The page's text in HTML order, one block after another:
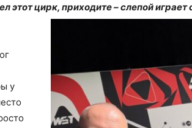
этот цирк, приходите – слепой играет
у